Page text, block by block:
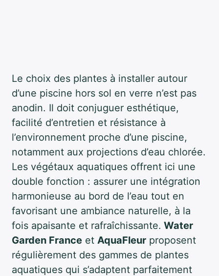
Le choix des plantes à installer autour
d’une piscine hors sol en verre n’est pas
anodin. Il doit conjuguer esthétique,
facilité d’entretien et résistance à
l’environnement proche d’une piscine,
notamment aux projections d’eau chlorée.
Les végétaux aquatiques offrent ici une
double fonction : assurer une intégration
harmonieuse au bord de l’eau tout en
favorisant une ambiance naturelle, à la
fois apaisante et rafraîchissante. Water
Garden France et AquaFleur proposent
régulièrement des gammes de plantes
aquatiques qui s’adaptent parfaitement